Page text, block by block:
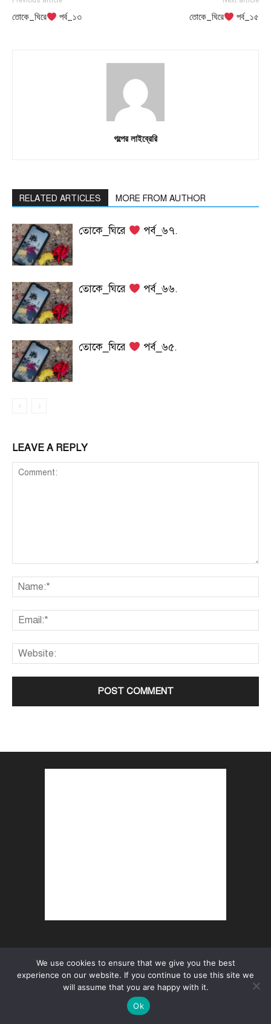
তোকে_ঘিরে পর্ব_১৩ তোকে_ঘিরে পর্ব_১৫
গল্পের লাইব্রেরি
RELATED ARTICLES MORE FROM AUTHOR
তোকে_ঘিরে পর্ব_৬৭.
তোকে_ঘিরে পর্ব_৬৬.
তোকে_ঘিরে পর্ব_৬৫.
LEAVE A REPLY
EDITOR PICKS
We use cookies to ensure that we give you the best
experience on our website. If you continue to use this site we
will assume that you are happy with it.
Ok